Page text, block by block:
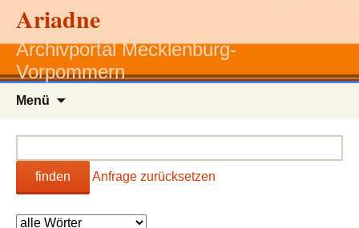
Ariadne
Archivportal Mecklenburg-
Vorpommern
Menü
finden Anfrage zurücksetzen